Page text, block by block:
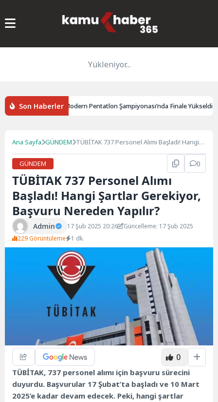
Yükleniyor...
Son Haberler
Özyüksel Avrupa Modern Pentatlon Şampiyonası’nda Finale Yükseldi
Ana Sayfa GÜNDEM TÜBİTAK 737 Personel Alımı Başladı! Hangi
GÜNDEM
0
TÜBİTAK 737 Personel Alımı
Başladı! Hangi Şartlar Gerekiyor,
Başvuru Nereden Yapılır?
Admin 17 Şub 2025 20:26
Güncelleme: 17 Şub 2025
229 Görüntüleme
1 dk.
0
TÜBİTAK, 737 personel alımı için başvuru sürecini
duyurdu. Başvurular 17 Şubat’ta başladı ve 10 Mart
2025’e kadar devam edecek. Peki, hangi şartlar